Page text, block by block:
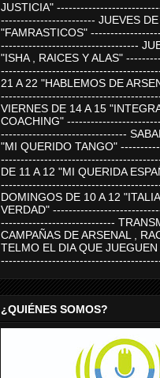
JUSTICIA"
------------------------ JUEVES DE
"FAMRASTICOS"
-----------------------------------
"ISHA , RAICES Y ALAS"
21 A 22 "HABLEMOS DE
VIERNES DE 14 A 15
COACHING"
--------------------------------
"MI QUERIDO TANGO"
DE 11 A 12 "MI QUERIDA
DOMINGOS DE 10 A 12
VERDAD"
-----------------------------
CAMPAÑAS DE ARSENAL ,
TELMO EL DIA QUE
¿QUIÉNES SOMOS?